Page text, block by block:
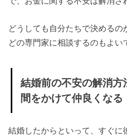
どうしても自分たちで決めるの
どの専門家に相談するのもよい
結婚前の不安の解消
間をかけて仲良くなる
結婚したからといって、すぐに